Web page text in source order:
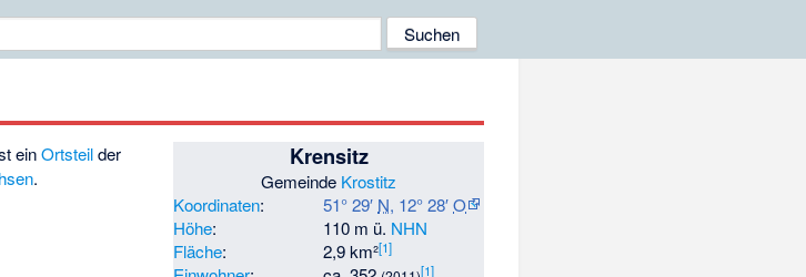
Krensitz
Gemeinde Krostitz
Koordinaten: 51° 29′ N, 12° 28′O
Höhe: 110 m ü. NHN
Fläche: 2,9 km²[1]
[1]
einOrtsteilder
.